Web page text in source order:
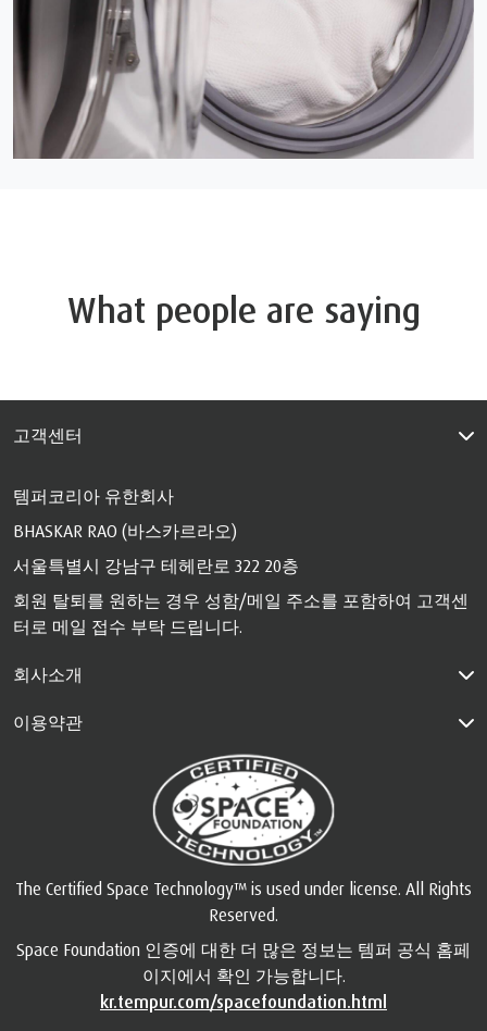
What people are saying
고객센터
템퍼코리아 유한회사
BHASKAR RAO (바스카르라오)
서울특별시 강남구 테헤란로 322 20층
회원 탈퇴를 원하는 경우 성함/메일 주소를 포함하여 고객센
터로 메일 접수 부탁 드립니다.
회사소개
이용약관
The Certified Space Technology™ is used under license. All Rights
Reserved.
Space Foundation 인증에 대한 더 많은 정보는 템퍼 공식 홈페
이지에서 확인 가능합니다.
kr.tempur.com/spacefoundation.html